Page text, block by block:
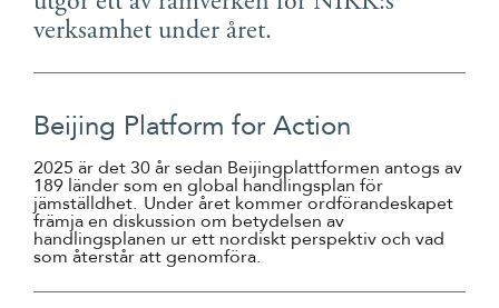
Suomi
verksamhet under året.
Beijing Platform for Action
2025 är det 30 år sedan Beijingplattformen antogs av
189 länder som en global handlingsplan för
jämställdhet. Under året kommer ordförandeskapet
främja en diskussion om betydelsen av
handlingsplanen ur ett nordiskt perspektiv och vad
som återstår att genomföra.